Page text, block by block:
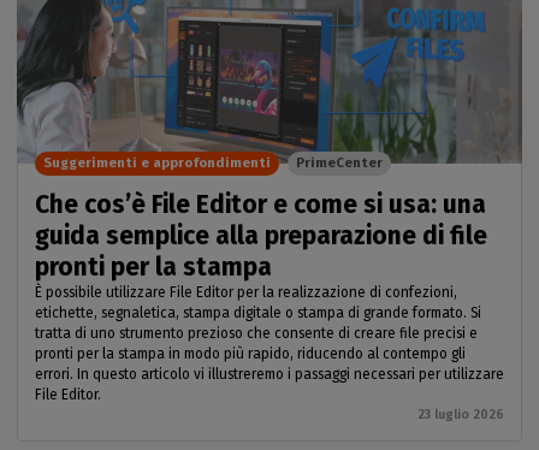
Che cos’è File Editor e come si usa: una
guida semplice alla preparazione di file
pronti per la stampa
È possibile utilizzare File Editor per la realizzazione di confezioni,
etichette, segnaletica, stampa digitale o stampa di grande formato. Si
tratta di uno strumento prezioso che consente di creare file precisi e
pronti per la stampa in modo più rapido, riducendo al contempo gli
errori. In questo articolo vi illustreremo i passaggi necessari per utilizzare
File Editor.
23 luglio 2026
Suggerimenti e approfondimenti PrimeCenter